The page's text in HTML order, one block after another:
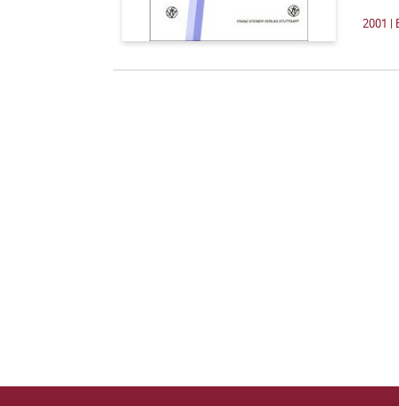
2001 |